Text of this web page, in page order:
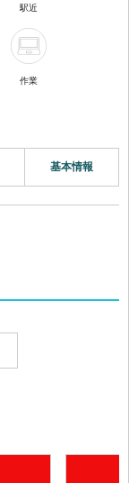
駅近
作業
基本情報